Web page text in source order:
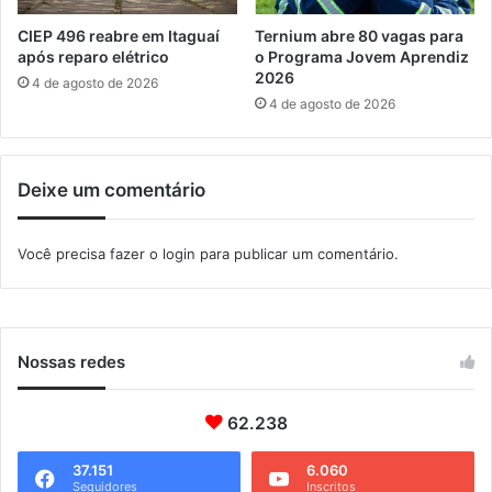
õ
e
s
s
r
s
v
o
p
a
ç
ã
o
r
a
r
e
CIEP 496 reabre em Itaguaí
após reparo elétrico
4 de agosto de 2026
Ternium abre 80 vagas para
o Programa Jovem Aprendiz
2026
4 de agosto de 2026
Deixe um comentário
Você precisa fazer o login para publicar um comentário.
Nossas redes
62.238
37.151
Seguidores
6.060
Inscritos